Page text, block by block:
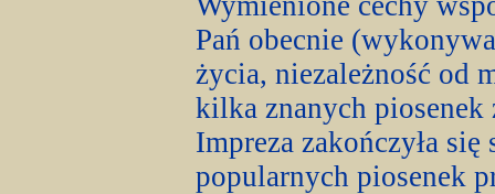
Pań obecnie
życia, niezależność od
kilka znanych piosenek
Impreza zakończyła
popularnych piosenek